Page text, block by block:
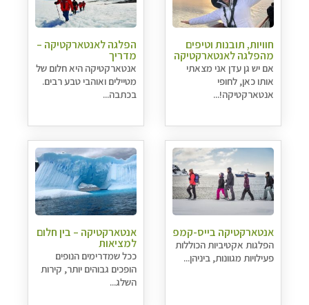
חוויות, תובנות וטיפים
מהפלגה לאנטארקטיקה
אם יש גן עדן אני מצאתי
אותו כאן, לחופי
אנטארקטיקה!...
הפלגה לאנטארקטיקה –
מדריך
אנטארקטיקה היא חלום של
מטיילים ואוהבי טבע רבים.
בכתבה...
אנטארקטיקה בייס-קמפ
הפלגות אקטיביות הכוללות
פעילויות מגוונות, ביניהן...
אנטארקטיקה – בין חלום
למציאות
ככל שמדרימים הנופים
הופכים גבוהים יותר, קירות
השלג...